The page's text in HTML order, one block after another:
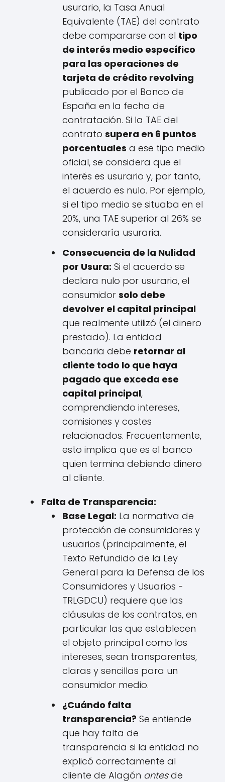
usurario, la Tasa Anual
Equivalente (TAE) del contrato
debe compararse con el tipo
de interés medio específico
para las operaciones de
tarjeta de crédito revolving
publicado por el Banco de
España en la fecha de
contratación. Si la TAE del
contrato supera en 6 puntos
porcentuales a ese tipo medio
oficial, se considera que el
interés es usurario y, por tanto,
el acuerdo es nulo. Por ejemplo,
si el tipo medio se situaba en el
20%, una TAE superior al 26% se
consideraría usuraria.
Consecuencia de la Nulidad
por Usura: Si el acuerdo se
declara nulo por usurario, el
consumidor solo debe
devolver el capital principal
que realmente utilizó (el dinero
prestado). La entidad
bancaria debe retornar al
cliente todo lo que haya
pagado que exceda ese
capital principal,
comprendiendo intereses,
comisiones y costes
relacionados. Frecuentemente,
esto implica que es el banco
quien termina debiendo dinero
al cliente.
Falta de Transparencia:
Base Legal: La normativa de
protección de consumidores y
usuarios (principalmente, el
Texto Refundido de la Ley
General para la Defensa de los
Consumidores y Usuarios -
TRLGDCU) requiere que las
cláusulas de los contratos, en
particular las que establecen
el objeto principal como los
intereses, sean transparentes,
claras y sencillas para un
consumidor medio.
¿Cuándo falta
transparencia? Se entiende
que hay falta de
transparencia si la entidad no
explicó correctamente al
cliente de Alagón antesde